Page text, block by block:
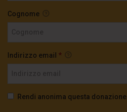
Cognome
Indirizzo email *
Rendi anonima questa donazione.